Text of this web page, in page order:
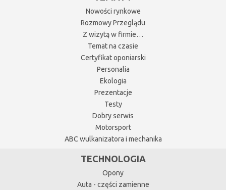
Nowości rynkowe
Rozmowy Przeglądu
Z wizytą w firmie…
Temat na czasie
Certyfikat oponiarski
Personalia
Ekologia
Prezentacje
Testy
Dobry serwis
Motorsport
ABC wulkanizatora i mechanika
TECHNOLOGIA
Opony
Auta - części zamienne